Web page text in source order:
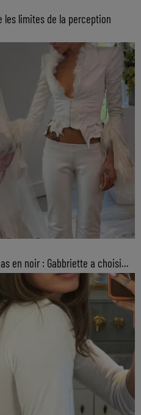
les limites de la perception
en noir : Gabbriette a choisi...